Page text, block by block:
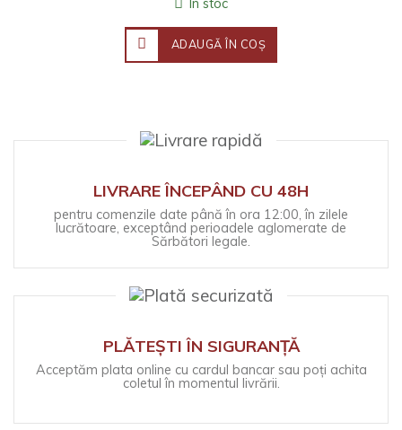
În stoc
ADAUGĂ ÎN COŞ
LIVRARE ÎNCEPÂND CU 48H
pentru comenzile date până în ora 12:00, în zilele
lucrătoare, exceptând perioadele aglomerate de
Sărbători legale.
PLĂTEȘTI ÎN SIGURANȚĂ
Acceptăm plata online cu cardul bancar sau poți achita
coletul în momentul livrării.